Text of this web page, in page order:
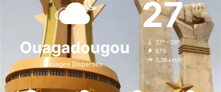
b
o
k
i
n
a
g
r
o
k
Ouagadougou
Nuages Dispersés
27℃
37º - 26º
67%
3.36 km/h